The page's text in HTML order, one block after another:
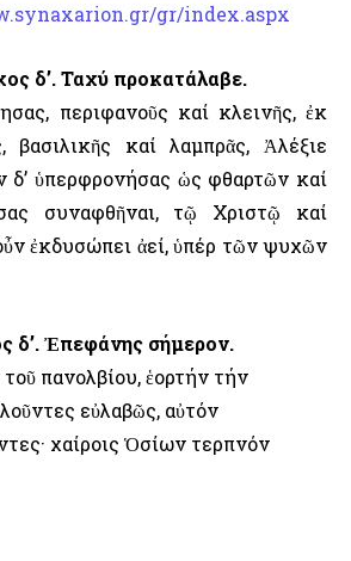
gr/index.aspx
δ’. Ταχύ προκατάλαβε.
περιφανοῦς καί κλεινῆς, ἐκ
βασιλικῆς καί λαμπρᾶς, Ἀλέξιε
δ’ ὑπερφρονήσας ὡς φθαρτῶν καί
συναφθῆναι, τῷ Χριστῷ καί
ἐκδυσώπει ἀεί, ὑπέρ τῶν ψυχῶν
δ’. Ἐπεφάνης σήμερον.
πανολβίου, ἑορτήν τήν
εὐλαβῶς, αὐτόν
χαίροις Ὁσίων τερπνόν